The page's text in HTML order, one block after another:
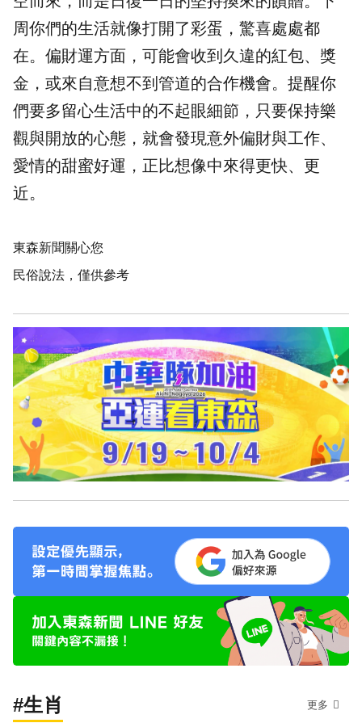
周你們的生活就像打開了彩蛋，驚喜處處都
在。偏財運方面，可能會收到久違的紅包、獎
金，或來自意想不到管道的合作機會。提醒你
們要多留心生活中的不起眼細節，只要保持樂
觀與開放的心態，就會發現意外偏財與工作、
愛情的甜蜜好運，正比想像中來得更快、更
近。
東森新聞關心您
民俗說法，僅供參考
#生肖 更多